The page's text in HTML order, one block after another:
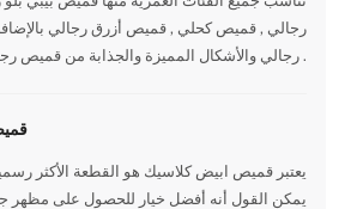
رجالي , قميص كحلي , قميص أزرق رجالي
رجالي والأشكال المميزة والجذابة من قميص رجالي كلاسيك .
يعتبر قميص ابيض كلاسيك هو القطعة الأكثر
يمكن القول أنه أفضل خيار للحصول على مظهر